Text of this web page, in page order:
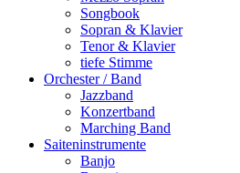
Songbook
Sopran & Klavier
Tenor & Klavier
tiefe Stimme
Orchester / Band
Jazzband
Konzertband
Marching Band
Saiteninstrumente
Banjo